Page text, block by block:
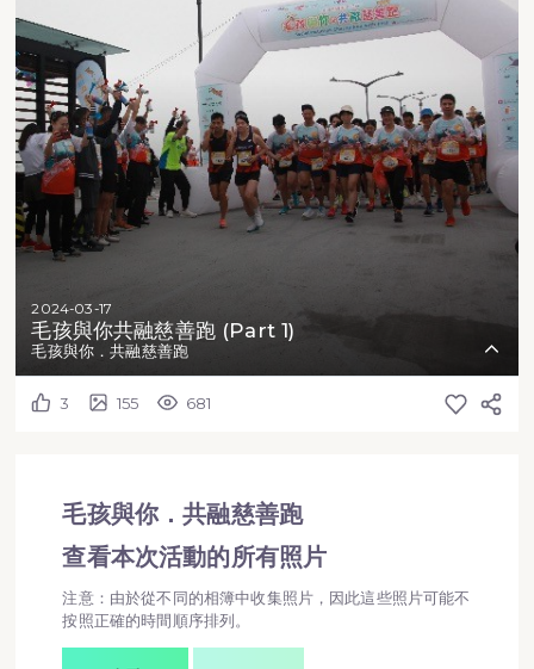
2024-03-17
毛孩與你共融慈善跑 (Part 1)
毛孩與你．共融慈善跑
3 155 681
毛孩與你．共融慈善跑
查看本次活動的所有照片
注意：由於從不同的相簿中收集照片，因此這些照片可能不
按照正確的時間順序排列。